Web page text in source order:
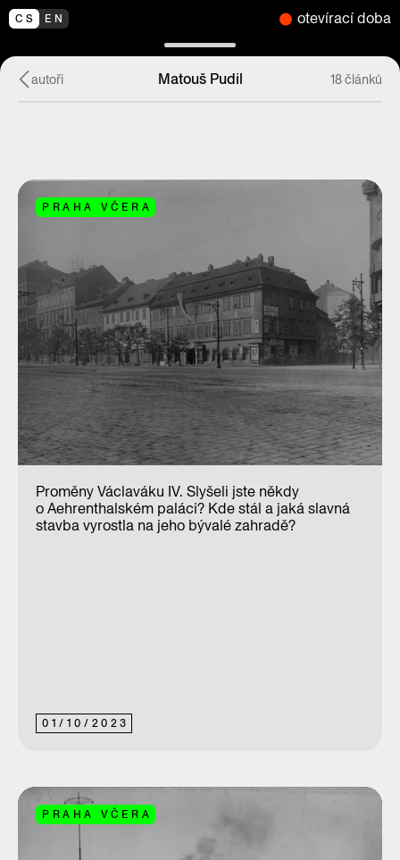
CS EN otevírací doba
autoři Matouš Pudil 18 článků
PRAHA VČERA
01/ 10/ 2023
Proměny Václaváku IV. Slyšeli jste někdy
o Aehrenthalském paláci? Kde stál a jaká slavná
stavba vyrostla na jeho bývalé zahradě?
PRAHA VČERA